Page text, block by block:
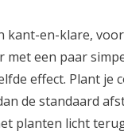
kant-en-klare,
met een paar
effect. Plant je
de standaard
planten licht